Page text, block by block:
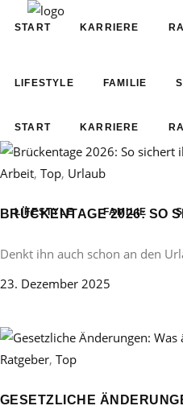
START KARRIERE
LIFESTYLE FAMILIE
START KARRIERE
LIFESTYLE FAMILIE
Arbeit, Top, Urlaub
BRÜCKENTAGE 2026: SO
Denkt ihn auch schon an den
23. Dezember 2025
Ratgeber, Top
GESETZLICHE